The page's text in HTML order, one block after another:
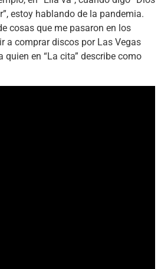
estoy hablando de la pandemia.
cosas que me pasaron en los
a comprar discos por Las Vegas
en “La cita” describe como